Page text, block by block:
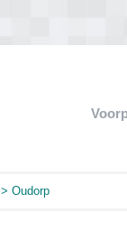
> Oudorp